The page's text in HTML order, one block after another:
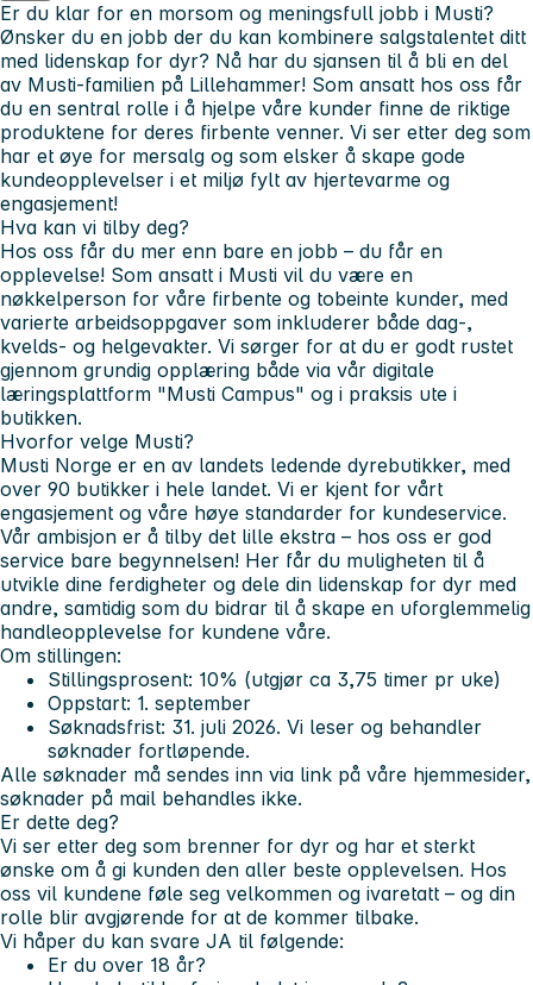
Er du klar for en morsom og meningsfull jobb i Musti?
Ønsker du en jobb der du kan kombinere salgstalentet ditt
med lidenskap for dyr? Nå har du sjansen til å bli en del
av Musti-familien på Lillehammer! Som ansatt hos oss får
du en sentral rolle i å hjelpe våre kunder finne de riktige
produktene for deres firbente venner. Vi ser etter deg som
har et øye for mersalg og som elsker å skape gode
kundeopplevelser i et miljø fylt av hjertevarme og
engasjement!
Hva kan vi tilby deg?
Hos oss får du mer enn bare en jobb – du får en
opplevelse! Som ansatt i Musti vil du være en
nøkkelperson for våre firbente og tobeinte kunder, med
varierte arbeidsoppgaver som inkluderer både dag-,
kvelds- og helgevakter. Vi sørger for at du er godt rustet
gjennom grundig opplæring både via vår digitale
læringsplattform "Musti Campus" og i praksis ute i
butikken.
Hvorfor velge Musti?
Musti Norge er en av landets ledende dyrebutikker, med
over 90 butikker i hele landet. Vi er kjent for vårt
engasjement og våre høye standarder for kundeservice.
Vår ambisjon er å tilby det lille ekstra – hos oss er god
service bare begynnelsen! Her får du muligheten til å
utvikle dine ferdigheter og dele din lidenskap for dyr med
andre, samtidig som du bidrar til å skape en uforglemmelig
handleopplevelse for kundene våre.
Om stillingen:
Stillingsprosent: 10% (utgjør ca 3,75 timer pr uke)
Oppstart: 1. september
Søknadsfrist: 31. juli 2026. Vi leser og behandler
søknader fortløpende.
Alle søknader må sendes inn via link på våre hjemmesider,
søknader på mail behandles ikke.
Er dette deg?
Vi ser etter deg som brenner for dyr og har et sterkt
ønske om å gi kunden den aller beste opplevelsen. Hos
oss vil kundene føle seg velkommen og ivaretatt – og din
rolle blir avgjørende for at de kommer tilbake.
Vi håper du kan svare JA til følgende:
Er du over 18 år?